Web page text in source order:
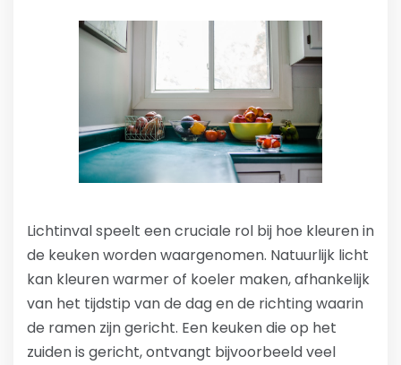
Lichtinval speelt een cruciale rol bij hoe kleuren in
de keuken worden waargenomen. Natuurlijk licht
kan kleuren warmer of koeler maken, afhankelijk
van het tijdstip van de dag en de richting waarin
de ramen zijn gericht. Een keuken die op het
zuiden is gericht, ontvangt bijvoorbeeld veel